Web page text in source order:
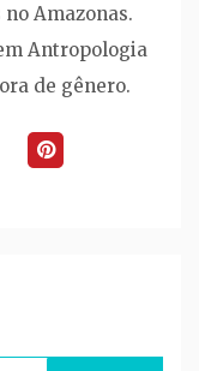
Amazonas.
Antropologia
de gênero.